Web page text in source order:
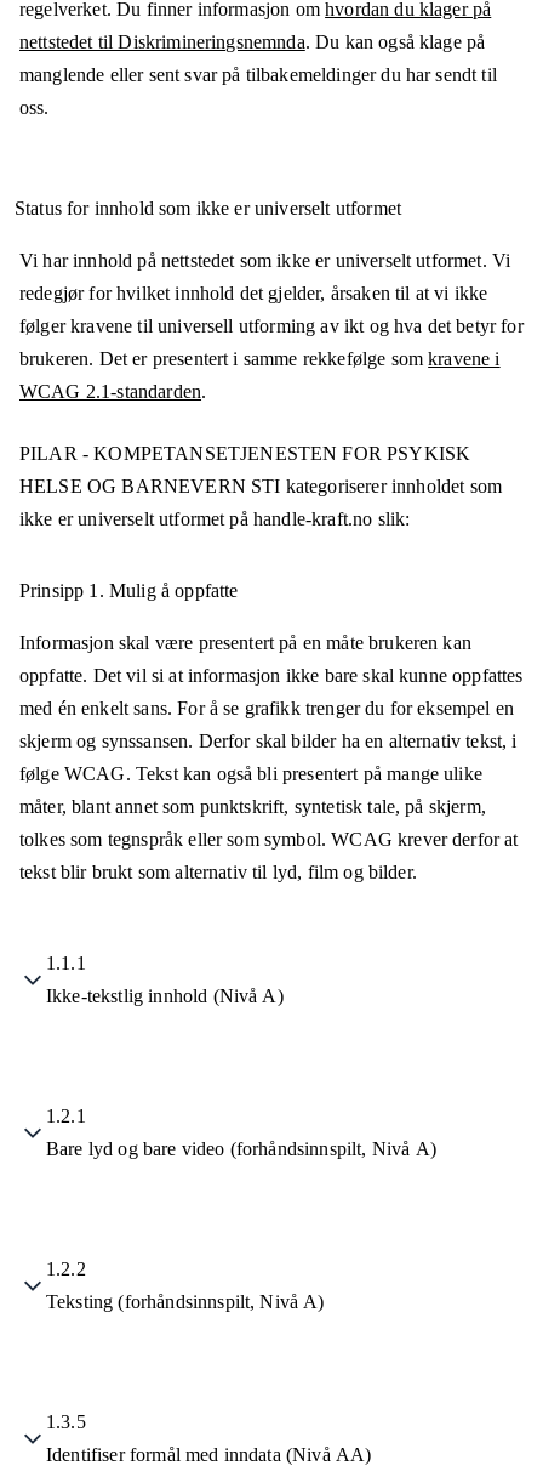
regelverket. Du finner informasjon omhvordan du klager på
nettstedet til Diskrimineringsnemnda. Du kan også klage på
manglende eller sent svar på tilbakemeldinger du har sendt til
oss.
Status for innhold som ikke er universelt utformet
Vi har innhold på nettstedet som ikke er universelt utformet. Vi
redegjør for hvilket innhold det gjelder, årsaken til at vi ikke
følger kravene til universell utforming av ikt og hva det betyr for
brukeren. Det er presentert i samme rekkefølge somkravene i
WCAG 2.1-standarden.
PILAR - KOMPETANSETJENESTEN FOR PSYKISK
HELSE OG BARNEVERN STI kategoriserer innholdet som
ikke er universelt utformet på handle-kraft.no slik:
Prinsipp 1. Mulig å oppfatte
Informasjon skal være presentert på en måte brukeren kan
oppfatte. Det vil si at informasjon ikke bare skal kunne oppfattes
med én enkelt sans. For å se grafikk trenger du for eksempel en
skjerm og synssansen. Derfor skal bilder ha en alternativ tekst, i
følge WCAG. Tekst kan også bli presentert på mange ulike
måter, blant annet som punktskrift, syntetisk tale, på skjerm,
tolkes som tegnspråk eller som symbol. WCAG krever derfor at
tekst blir brukt som alternativ til lyd, film og bilder.
1.1.1
Ikke-tekstlig innhold (Nivå A)
1.2.1
Bare lyd og bare video (forhåndsinnspilt, Nivå A)
1.2.2
Teksting (forhåndsinnspilt, Nivå A)
1.3.5
Identifiser formål med inndata (Nivå AA)